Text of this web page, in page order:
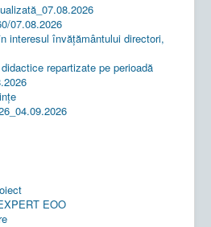
07.08.2026
interesul învățământului directori,
repartizate pe perioadă
EOO